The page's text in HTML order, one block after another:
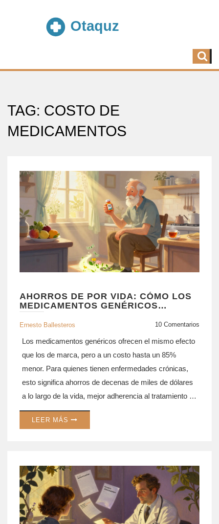
TAG: COSTO DE
MEDICAMENTOS
AHORROS DE POR VIDA: CÓMO LOS
MEDICAMENTOS GENÉRICOS
REDUCEN EL COSTO DE MANEJAR
ENFERMEDADES CRÓNICAS
Ernesto Ballesteros 10 Comentarios
Los medicamentos genéricos ofrecen el mismo efecto
que los de marca, pero a un costo hasta un 85%
menor. Para quienes tienen enfermedades crónicas,
esto significa ahorros de decenas de miles de dólares
a lo largo de la vida, mejor adherencia al tratamiento y
menos hospitalizaciones.
LEER MÁS